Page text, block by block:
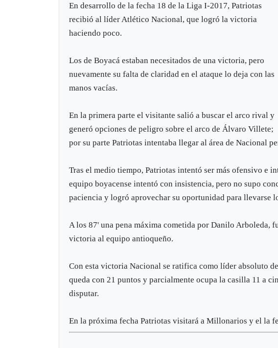
En desarrollo de la fecha 18 de la Liga I-2017, Patriotas
recibió al líder Atlético Nacional, que logró la victoria
haciendo poco.
Los de Boyacá estaban necesitados de una victoria, pero
nuevamente su falta de claridad en el ataque lo deja con las
manos vacías.
En la primera parte el visitante salió a buscar el arco rival y
generó opciones de peligro sobre el arco de Álvaro Villete;
por su parte Patriotas intentaba llegar al área de Nacional
Tras el medio tiempo, Patriotas intentó ser más ofensivo e
equipo boyacense intentó con insistencia, pero no supo
paciencia y logró aprovechar su oportunidad para llevarse
A los 87' una pena máxima cometida por Danilo Arboleda,
victoria al equipo antioqueño.
Con esta victoria Nacional se ratifica como líder absoluto
queda con 21 puntos y parcialmente ocupa la casilla 11 a
disputar.
En la próxima fecha Patriotas visitará a Millonarios y el la